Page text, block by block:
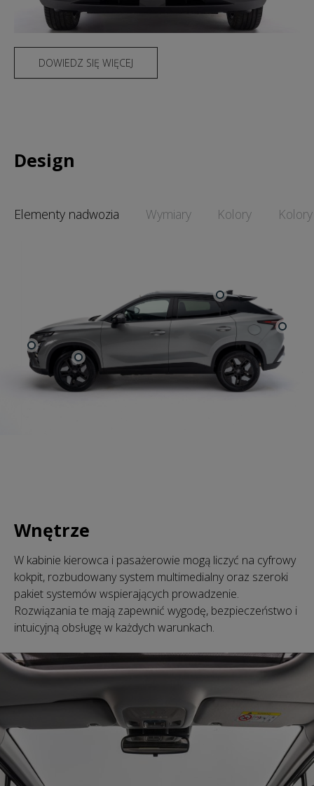
DOWIEDZ SIĘ WIĘCEJ
Design
Elementy nadwozia Wymiary Kolory
Wnętrze
W kabinie kierowca i pasażerowie mogą liczyć na cyfrowy
kokpit, rozbudowany system multimedialny oraz szeroki
pakiet systemów wspierających prowadzenie.
Rozwiązania te mają zapewnić wygodę, bezpieczeństwo i
intuicyjną obsługę w każdych warunkach.